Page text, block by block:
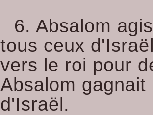
6. Absalom
tous ceux
vers le roi pour
Absalom
d'Israël.